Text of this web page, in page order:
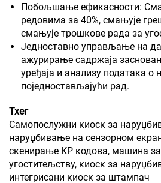
Побољшање ефикасности:
редовима за 40%, смањује
смањује трошкове рада за
Једноставно управљање на
ажурирање садржаја
уређаја и анализу података о
поједностављајући рад.
Тхег
Самопослужни киоск за
наруџбивање на сензорном
скенирање КР кодова, машина
угоститељству, киоск за
интегрисани киоск за штампач